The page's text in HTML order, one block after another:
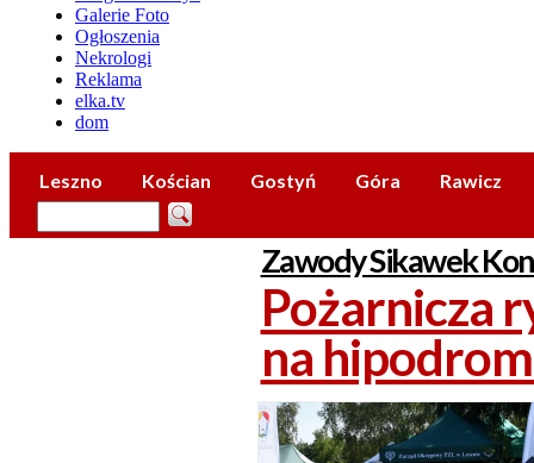
Galerie Foto
Ogłoszenia
Nekrologi
Reklama
elka.tv
dom
Leszno Kościan Gostyń Góra Rawicz
Zawody Sikawek
Pożarnicza
na